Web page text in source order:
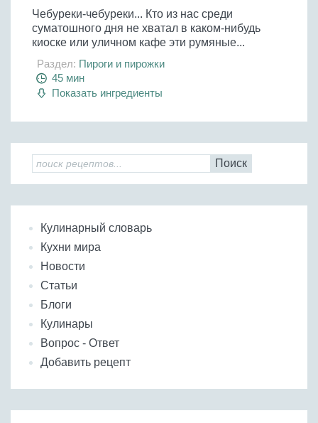
Чебуреки-чебуреки... Кто из нас среди
суматошного дня не хватал в каком-нибудь
киоске или уличном кафе эти румяные...
Раздел: Пироги и пирожки
45 мин
Показать ингредиенты
Поиск
Кулинарный словарь
Кухни мира
Новости
Статьи
Блоги
Кулинары
Вопрос - Ответ
Добавить рецепт